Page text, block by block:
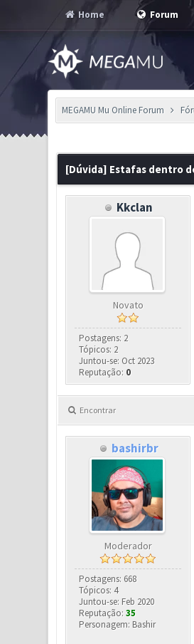
Home Forum
MEGAMU Mu Online Forum
[Dúvida] Estafas dentro
Kkclan
Novato
Postagens: 2
Tópicos: 2
Juntou-se: Oct 2023
Reputação: 0
Encontrar
bashirbr
Moderador
Postagens: 668
Tópicos: 4
Juntou-se: Feb 2020
Reputação:35
Personagem: Bashir